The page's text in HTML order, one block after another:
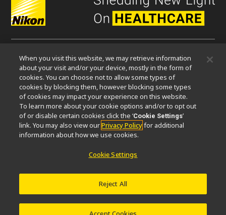
微信
关于我们
活动可持续发展 Well-being 显微镜事业100周年
相关网站
When you visit this website, we may retrieve information
about your visit and/or your device, mostly in the form of
cookies. You can choose not to allow some types of
cookies by blocking them, however blocking some types
of cookies may impact your experience on this website.
To learn more about your cookie options and/or to opt out
of or disable certain cookies click the ‘Cookie Settings’
link. You may also view ourPrivacy Policyfor additional
information about how we use cookies.
Cookie Settings
Reject All